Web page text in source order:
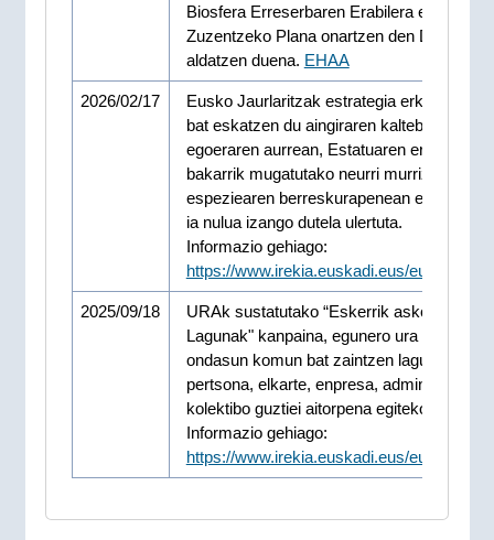
Biosfera Erreserbaren Erabilera eta
Zuzentzeko Plana onartzen den Dekretua
aldatzen duena. EHAA
2026/02/17
Eusko Jaurlaritzak estrategia erkide
bat eskatzen du aingiraren kalteberatasun-
egoeraren aurrean, Estatuaren eremura
bakarrik mugatutako neurri murriztaileek
espeziearen berreskurapenean
ia nulua izango dutela ulertuta.
Informazio gehiago:
https://www.irekia.euskadi.eus/eu/news/
2025/09/18
URAk sustatutako “Eskerrik asko, Ur-
Lagunak" kanpaina, egunero ura bezalako
ondasun komun bat zaintzen laguntzen
pertsona, elkarte, enpresa, administrazio
kolektibo guztiei aitorpena egiteko.
Informazio gehiago:
https://www.irekia.euskadi.eus/eu/news/